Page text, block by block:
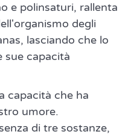
e polinsaturi, rallenta
degli
lasciando che lo
sue capacità
capacità che ha
umore.
di tre sostanze,